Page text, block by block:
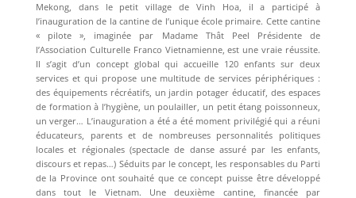
Mekong, dans le petit village de Vinh Hoa, il a participé à
l’inauguration de la cantine de l’unique école primaire. Cette cantine
« pilote », imaginée par Madame Thât Peel Présidente de
l’Association Culturelle Franco Vietnamienne, est une vraie réussite.
Il s’agit d’un concept global qui accueille 120 enfants sur deux
services et qui propose une multitude de services périphériques :
des équipements récréatifs, un jardin potager éducatif, des espaces
de formation à l’hygiène, un poulailler, un petit étang poissonneux,
un verger… L’inauguration a été a été moment privilégié qui a réuni
éducateurs, parents et de nombreuses personnalités politiques
locales et régionales (spectacle de danse assuré par les enfants,
discours et repas…) Séduits par le concept, les responsables du Parti
de la Province ont souhaité que ce concept puisse être développé
dans tout le Vietnam. Une deuxième cantine, financée par